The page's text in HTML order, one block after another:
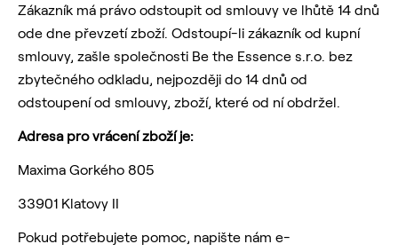
Zákazník má právo odstoupit od smlouvy ve lhůtě 14 dnů
ode dne převzetí zboží. Odstoupí-li zákazník od kupní
smlouvy, zašle společnosti Be the Essence s.r.o. bez
zbytečného odkladu, nejpozději do 14 dnů od
odstoupení od smlouvy, zboží, které od ní obdržel.
Adresa pro vrácení zboží je:
Maxima Gorkého 805
33901 Klatovy II
Pokud potřebujete pomoc, napište nám e-